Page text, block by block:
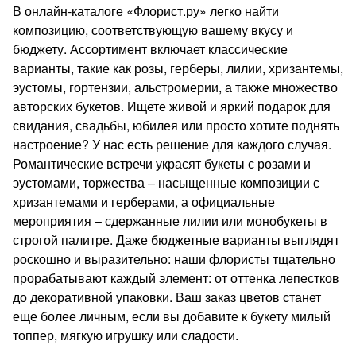
В онлайн-каталоге «Флорист.ру» легко найти
композицию, соответствующую вашему вкусу и
бюджету. Ассортимент включает классические
варианты, такие как розы, герберы, лилии, хризантемы,
эустомы, гортензии, альстромерии, а также множество
авторских букетов. Ищете живой и яркий подарок для
свидания, свадьбы, юбилея или просто хотите поднять
настроение? У нас есть решение для каждого случая.
Романтические встречи украсят букеты с розами и
эустомами, торжества – насыщенные композиции с
хризантемами и герберами, а официальные
мероприятия – сдержанные лилии или монобукеты в
строгой палитре. Даже бюджетные варианты выглядят
роскошно и выразительно: наши флористы тщательно
прорабатывают каждый элемент: от оттенка лепестков
до декоративной упаковки. Ваш заказ цветов станет
еще более личным, если вы добавите к букету милый
топпер, мягкую игрушку или сладости.